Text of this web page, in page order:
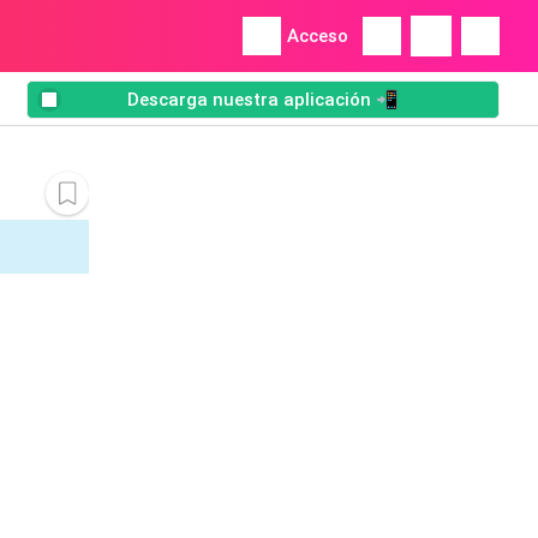
Acceso
Descarga nuestra aplicación 📲